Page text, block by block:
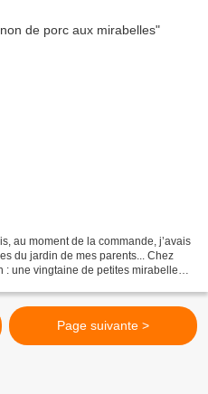
au moment de la commande, j’avais
du jardin de mes parents... Chez
: une vingtaine de petites mirabelles
Page suivante >